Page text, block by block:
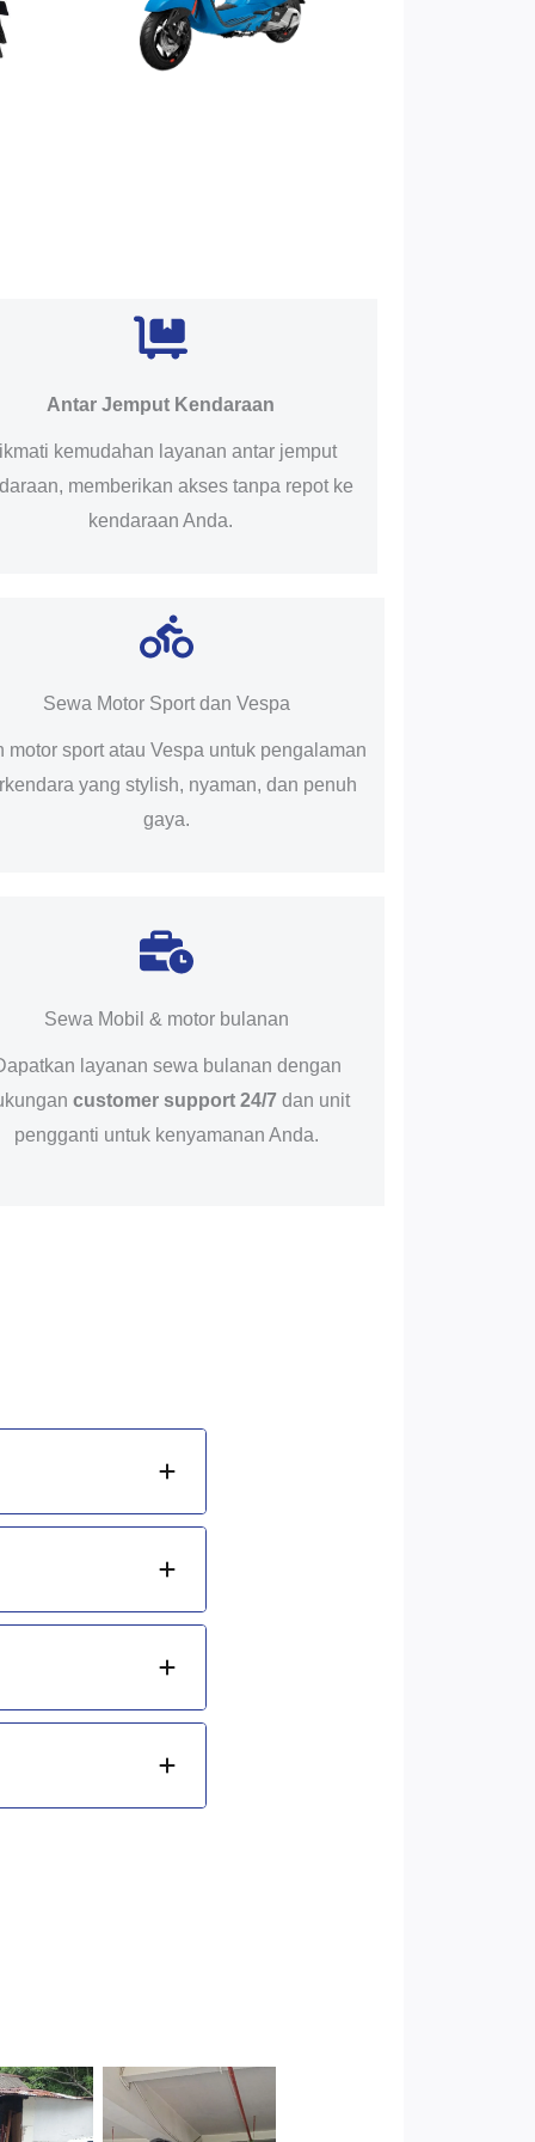
Antar Jemput Kendaraan
kemudahan layanan antar jemput
memberikan akses tanpa repot ke
kendaraan Anda.
Sewa Motor Sport dan Vespa
motor sport atau Vespa untuk pengalaman
yang stylish, nyaman, dan penuh
gaya.
Sewa Mobil & motor bulanan
layanan sewa bulanan dengan
customer support 24/7 dan unit
pengganti untuk kenyamanan Anda.